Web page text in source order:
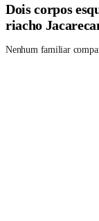
Dois corpos
riacho
Nenhum familiar